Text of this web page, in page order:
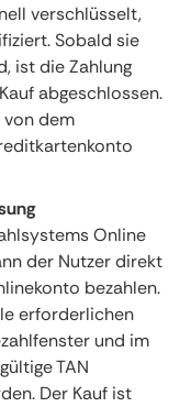
verschlüsselt,
Sobald sie
ist die Zahlung
abgeschlossen.
von dem
Online
der Nutzer direkt
bezahlen.
erforderlichen
und im
TAN
Der Kauf ist